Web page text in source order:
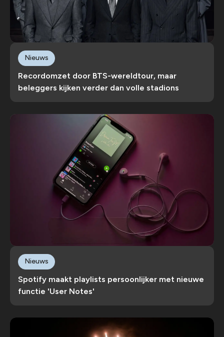
Recordomzet door BTS-wereldtour, maar
beleggers kijken verder dan volle stadions
Nieuws
Spotify maakt playlists persoonlijker met nieuwe
functie 'User Notes'
Nieuws